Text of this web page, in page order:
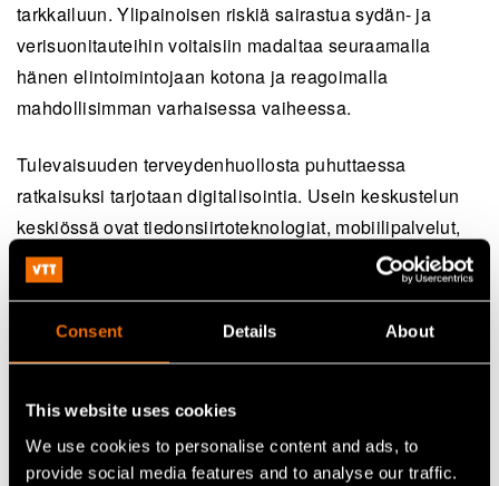
Consent Details About
This website uses cookies
We use cookies to personalise content and ads, to
provide social media features and to analyse our traffic.
tarkkailuun. Ylipainoisen riskiä sairastua sydän- ja
verisuonitauteihin voitaisiin madaltaa seuraamalla
hänen elintoimintojaan kotona ja reagoimalla
mahdollisimman varhaisessa vaiheessa.
Tulevaisuuden terveydenhuollosta puhuttaessa
ratkaisuksi tarjotaan digitalisointia. Usein keskustelun
keskiössä ovat tiedonsiirtoteknologiat, mobiilipalvelut,
lääkäri-chatit ja vastaavat. Ne eivät kuitenkaan
yksistään riitä; tarpeeksi edullisia, luotettavia ja
monipuolisia sensoreita ja mittauslaitteita pitäisi myös
Jos raskaustesti vähensi lääkärikäyntien määrää,
erilaiset edulliset pikatestit voivat moninkertaistaa tämän
ilmiön. Rutiinikonsultaation poistuessa lääkärien aika